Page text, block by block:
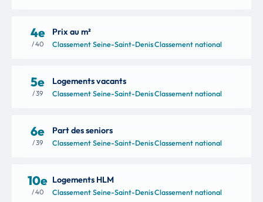
4e
/ 40
Prix au m²
Classement Seine-Saint-Denis·Classement national
5e
/ 39
Logements vacants
Classement Seine-Saint-Denis·Classement national
6e
/ 39
Part des seniors
Classement Seine-Saint-Denis·Classement national
10e
/ 40
Logements HLM
Classement Seine-Saint-Denis·Classement national